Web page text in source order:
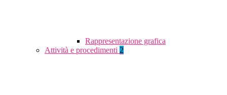
Rappresentazione grafica
Attività e procedimenti 2